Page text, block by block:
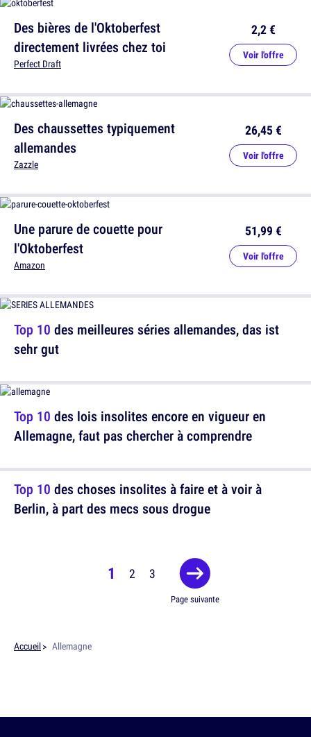
Des chaussettes typiquement
allemandes
Zazzle
26,45 €
Voir l'offre
Top 10 des meilleures séries allemandes, das ist
sehr gut
Top 10 des choses insolites à faire et à voir à
Berlin, à part des mecs sous drogue
Des bières de l'Oktoberfest
directement livrées chez toi
Perfect Draft
2,2 €
Voir l'offre
Une parure de couette pour
l'Oktoberfest
Amazon
51,99 €
Voir l'offre
Top 10 des lois insolites encore en vigueur en
Allemagne, faut pas chercher à comprendre
1 2 3
Page suivante
Accueil Allemagne